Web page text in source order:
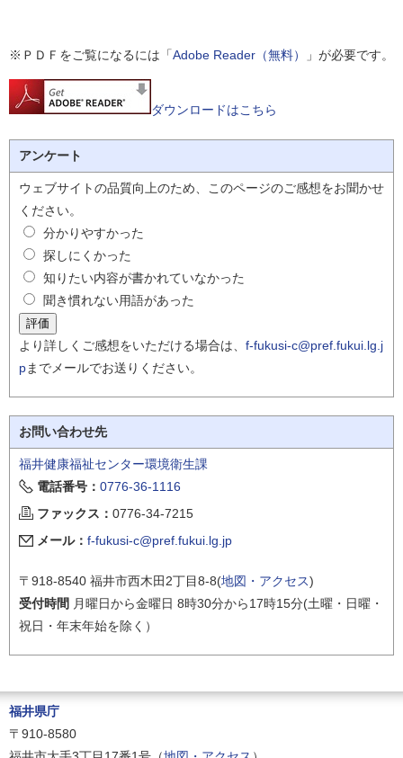
※ＰＤＦをご覧になるには「Adobe Reader（無料） 」が必要です。
ダウンロードはこちら
アンケート
ウェブサイトの品質向上のため、このページのご感想をお聞かせ
ください。
分かりやすかった
探しにくかった
知りたい内容が書かれていなかった
聞き慣れない用語があった
より詳しくご感想をいただける場合は、 f-fukusi-c@pref.fukui.lg.j
pまでメールでお送りください。
お問い合わせ先
福井健康福祉センター環境衛生課
電話番号： 0776-36-1116
ファックス： 0776-34-7215
メール： f-fukusi-c@pref.fukui.lg.jp
〒918-8540 福井市西木田2丁目8-8(地図・アクセス)
受付時間 月曜日から金曜日 8時30分から17時15分(土曜・日曜・
祝日・年末年始を除く）
福井県庁
〒910-8580